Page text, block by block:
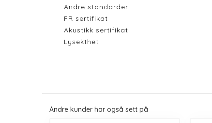
Andre standarder
FR sertifikat
Akustikk sertifikat
Lysekthet
Andre kunder har også sett på